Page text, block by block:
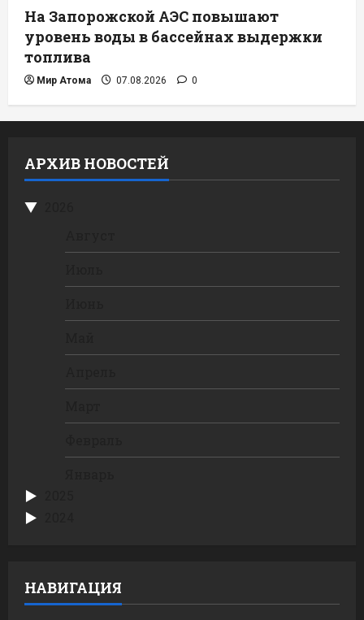
На Запорожской АЭС повышают
уровень воды в бассейнах выдержки
топлива
Мир Атома 07.08.2026 0
АРХИВ НОВОСТЕЙ
НАВИГАЦИЯ